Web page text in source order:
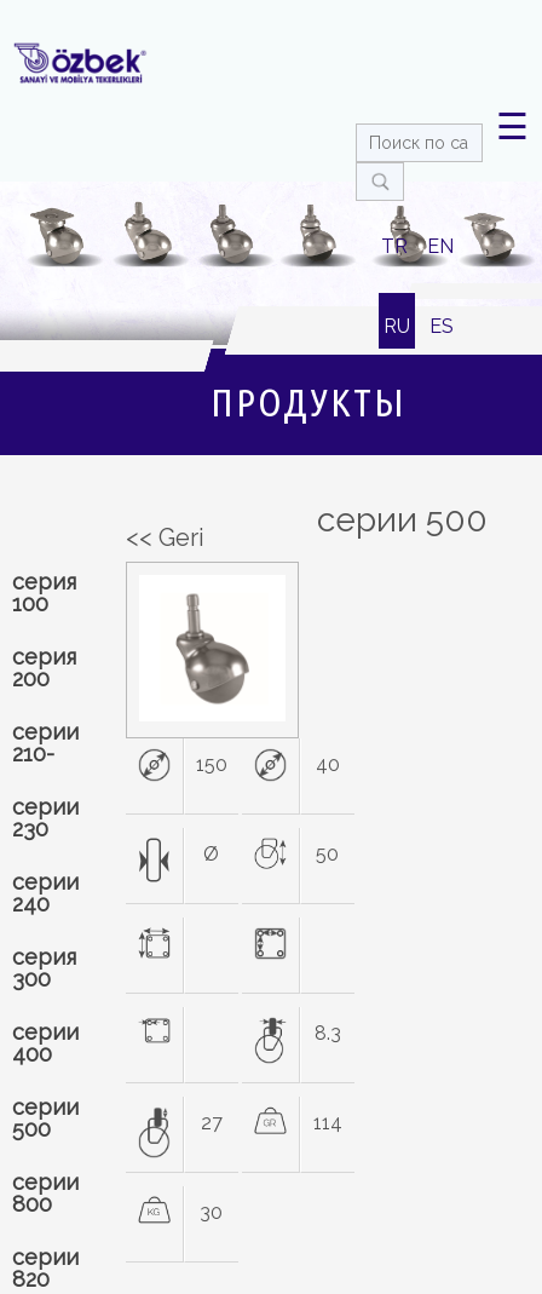
☰
TR EN
RU ES
ПРОДУКТЫ
серии 500
серия
100
серия
200
серии
210-
серии
230
серии
240
серия
300
серии
400
серии
500
серии
800
серии
820
<< Geri
150 40
Ø 50
8.3
27 114
30